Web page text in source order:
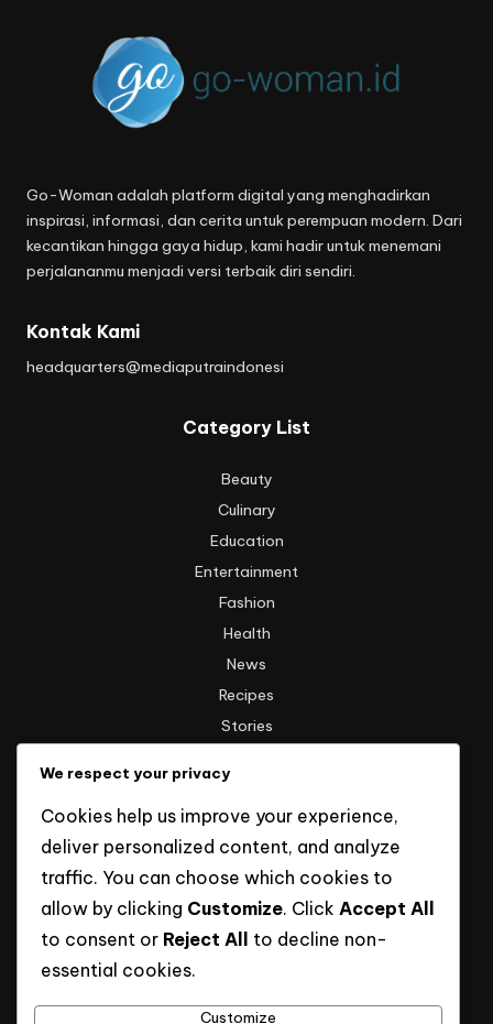
Go-Woman adalah platform digital yang menghadirkan
inspirasi, informasi, dan cerita untuk perempuan modern. Dari
kecantikan hingga gaya hidup, kami hadir untuk menemani
perjalananmu menjadi versi terbaik diri sendiri.
Kontak Kami
headquarters@mediaputraindonesi
Category List
Beauty
Culinary
Education
Entertainment
Fashion
Health
News
Recipes
Stories
Travel
Uncategorized
Hak Cipta
Kebijakan Privasi
Tentang Kami
We respect your privacy
Cookies help us improve your experience,
deliver personalized content, and analyze
traffic. You can choose which cookies to
allow by clicking Customize. Click Accept All
to consent or Reject All
to decline non-
essential cookies.
Customize